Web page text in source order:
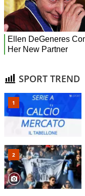
SPORT TREND